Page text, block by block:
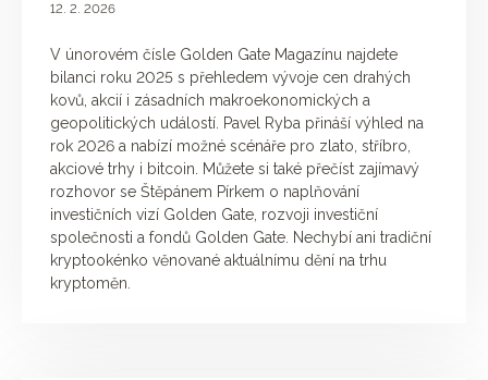
12. 2. 2026
V únorovém čísle Golden Gate Magazínu najdete
bilanci roku 2025 s přehledem vývoje cen drahých
kovů, akcií i zásadních makroekonomických a
geopolitických událostí. Pavel Ryba přináší výhled na
rok 2026 a nabízí možné scénáře pro zlato, stříbro,
akciové trhy i bitcoin. Můžete si také přečíst zajímavý
rozhovor se Štěpánem Pírkem o naplňování
investičních vizí Golden Gate, rozvoji investiční
společnosti a fondů Golden Gate. Nechybí ani tradiční
kryptookénko věnované aktuálnímu dění na trhu
kryptoměn.